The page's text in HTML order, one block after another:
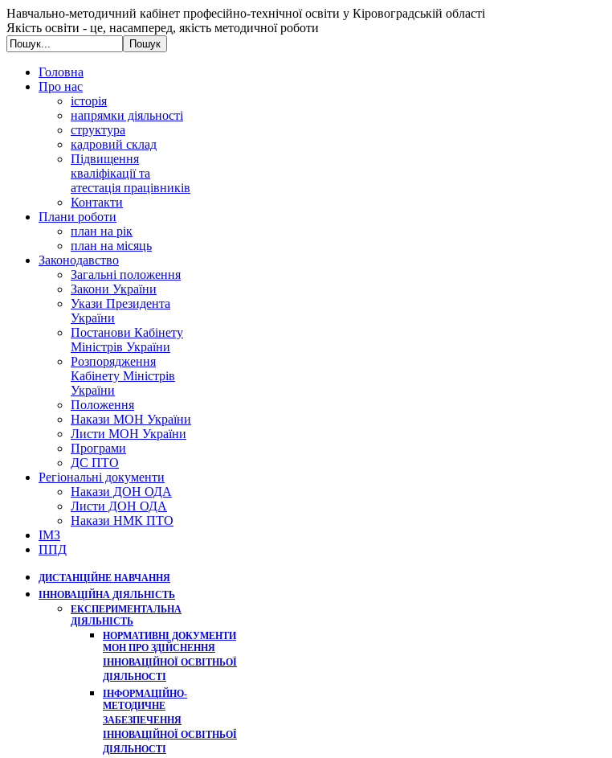
Навчально-методичний кабінет професійно-технічної освіти у Кіровоградській області
Якість освіти - це, насамперед, якість методичної роботи
Головна
Про нас
історія
напрямки діяльності
структура
кадровий склад
Підвищення
кваліфікації та
атестація працівників
Контакти
Плани роботи
план на рік
план на місяць
Законодавство
Загальні положення
Закони України
Укази Президента
України
Постанови Кабінету
Міністрів України
Розпорядження
Кабінету Міністрів
України
Положення
Накази МОН України
Листи МОН України
Програми
ДС ПТО
Регіональні документи
Накази ДОН ОДА
Листи ДОН ОДА
Накази НМК ПТО
ІМЗ
ППД
ДИСТАНЦІЙНЕ НАВЧАННЯ
ІННОВАЦІЙНА ДІЯЛЬНІСТЬ
ЕКСПЕРИМЕНТАЛЬНА
ДІЯЛЬНІСТЬ
НОРМАТИВНІ ДОКУМЕНТИ
МОН ПРО ЗДІЙСНЕННЯ
ІННОВАЦІЙНОЇ ОСВІТНЬОЇ
ДІЯЛЬНОСТІ
ІНФОРМАЦІЙНО-
МЕТОДИЧНЕ
ЗАБЕЗПЕЧЕННЯ
ІННОВАЦІЙНОЇ ОСВІТНЬОЇ
ДІЯЛЬНОСТІ